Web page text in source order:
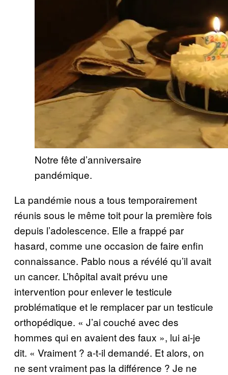
Notre fête d’anniversaire
pandémique.
La pandémie nous a tous temporairement
réunis sous le même toit pour la première fois
depuis l’adolescence. Elle a frappé par
hasard, comme une occasion de faire enfin
connaissance. Pablo nous a révélé qu’il avait
un cancer. L’hôpital avait prévu une
intervention pour enlever le testicule
problématique et le remplacer par un testicule
orthopédique. « J’ai couché avec des
hommes qui en avaient des faux », lui ai-je
dit. « Vraiment ? a-t-il demandé. Et alors, on
ne sent vraiment pas la différence ? Je ne